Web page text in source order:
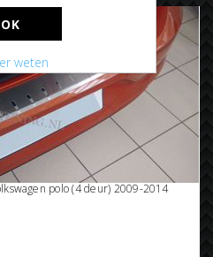
polo (4 deur) 2009-2014
OK
weten